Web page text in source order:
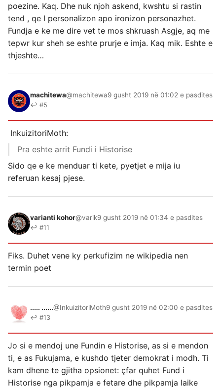
poezine. Kaq. Dhe nuk njoh askend, kwshtu si rastin
tend , qe I personalizon apo ironizon personazhet.
Fundja e ke me dire vet te mos shkruash Asgje, aq me
tepwr kur sheh se eshte prurje e imja. Kaq mik. Eshte e
thjeshte…
machitewa@machitewa9 gusht 2019 në 01:02 e pasdites
↩ #5
InkuizitoriMoth:
Pra eshte arrit Fundi i Historise
Sido qe e ke menduar ti kete, pyetjet e mija iu
referuan kesaj pjese.
varianti kohor@varik9 gusht 2019 në 01:34 e pasdites
↩ #11
Fiks. Duhet vene ky perkufizim ne wikipedia nen
termin poet
..... ......@InkuizitoriMoth9 gusht 2019 në 02:00 e pasdites
↩ #13
Jo si e mendoj une Fundin e Historise, as si e mendon
ti, e as Fukujama, e kushdo tjeter demokrat i modh. Ti
kam dhene te gjitha opsionet: çfar quhet Fund i
Historise nga pikpamja e fetare dhe pikpamja laike